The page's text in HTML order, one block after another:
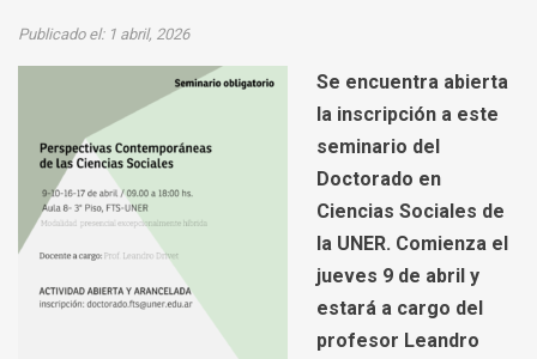
Publicado el: 1 abril, 2026
Se encuentra abierta
la inscripción a este
seminario del
Doctorado en
Ciencias Sociales de
la UNER. Comienza el
jueves 9 de abril y
estará a cargo del
profesor Leandro